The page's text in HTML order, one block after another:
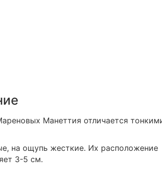
Манеттия отличается
на ощупь жесткие. Их расположение
3-5 см.